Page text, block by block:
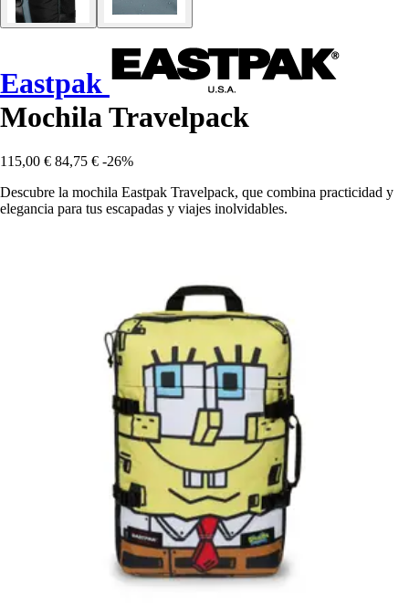
Eastpak
Mochila Travelpack
115,00 € 84,75 € -26%
Descubre la mochila Eastpak Travelpack, que combina practicidad y
elegancia para tus escapadas y viajes inolvidables.